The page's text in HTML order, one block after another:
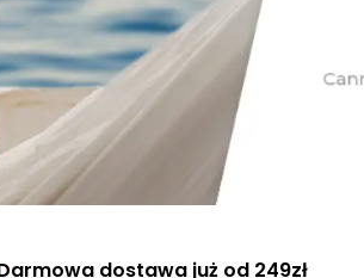
dostawa już od 249zł